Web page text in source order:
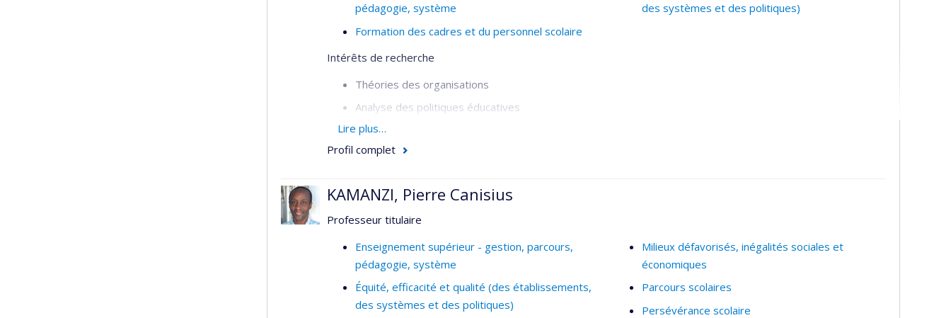
pédagogie, système
Formation des cadres et du personnel scolaire
des systèmes et des politiques)
Intérêts de recherche
Théories des organisations
Analyse des politiques éducatives
Formation du personnel scolaire
Travail des directions d’établissement d’enseignement
Lire plus…
Profil complet
KAMANZI, Pierre Canisius
Professeur titulaire
Enseignement supérieur - gestion, parcours,
pédagogie, système
Équité, efficacité et qualité (des établissements,
des systèmes et des politiques)
Milieux défavorisés, inégalités sociales et
économiques
Parcours scolaires
Persévérance scolaire